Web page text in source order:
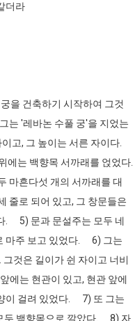
더라
을 건축하기 시작하여 그것
는 '레바논 수풀 궁'을 지었는
고, 그 높이는 서른 자이다.
에는 백향목 서까래를 얹었다.
마흔다섯 개의 서까래를 대
줄로 되어 있고, 그 창문들은
. 5) 문과 문설주는 모두 네
마주 보고 있었다. 6) 그는
것은 길이가 쉰 자이고 너비
에는 현관이 있고, 현관 앞에
이 걸려 있었다. 7) 또 그는
두 백향목으로 깔았다. 8) 자